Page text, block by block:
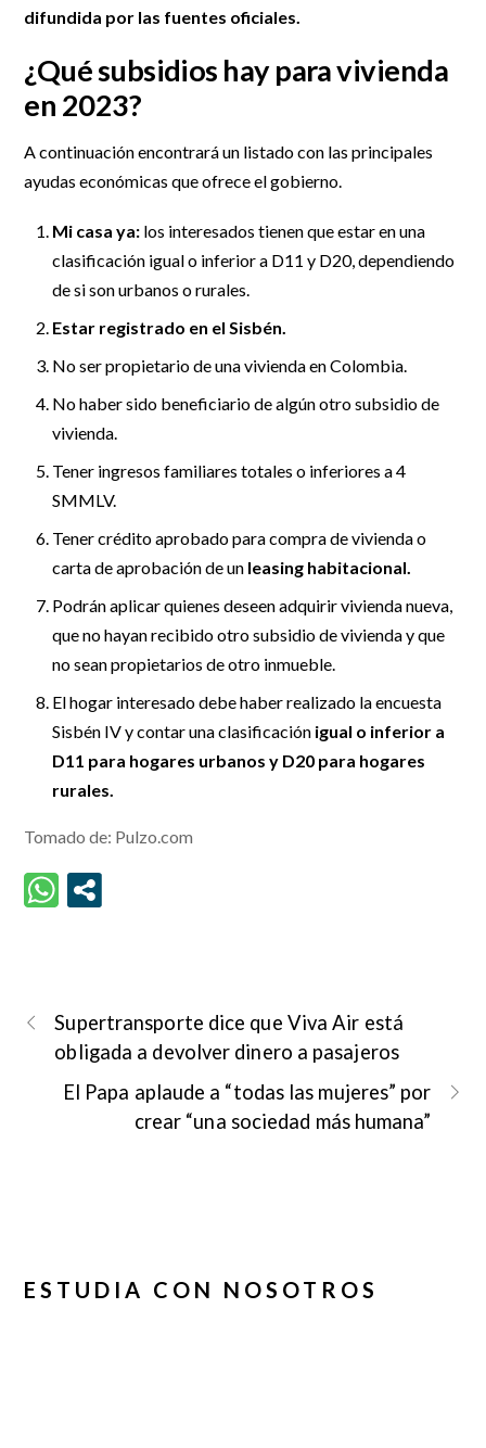
difundida por las fuentes oficiales.
¿Qué subsidios hay para vivienda
en 2023?
A continuación encontrará un listado con las principales
ayudas económicas que ofrece el gobierno.
Mi casa ya: los interesados tienen que estar en una
clasificación igual o inferior a D11 y D20, dependiendo
de si son urbanos o rurales.
Estar registrado en el Sisbén.
No ser propietario de una vivienda en Colombia.
No haber sido beneficiario de algún otro subsidio de
vivienda.
Tener ingresos familiares totales o inferiores a 4
SMMLV.
Tener crédito aprobado para compra de vivienda o
carta de aprobación de un leasing habitacional.
Podrán aplicar quienes deseen adquirir vivienda nueva,
que no hayan recibido otro subsidio de vivienda y que
no sean propietarios de otro inmueble.
El hogar interesado debe haber realizado la encuesta
Sisbén IV y contar una clasificación igual o inferior a
D11 para hogares urbanos y D20 para hogares
rurales.
Tomado de: Pulzo.com
Supertransporte dice que Viva Air está
obligada a devolver dinero a pasajeros
El Papa aplaude a “todas las mujeres” por
crear “una sociedad más humana”
ESTUDIA CON NOSOTROS